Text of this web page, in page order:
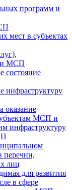
программ и
мест в субъектах
МСП
состояние
инфраструктуру
оказание
МСП и
инфраструктуру
перечни,
лиц
для развития
в сфере